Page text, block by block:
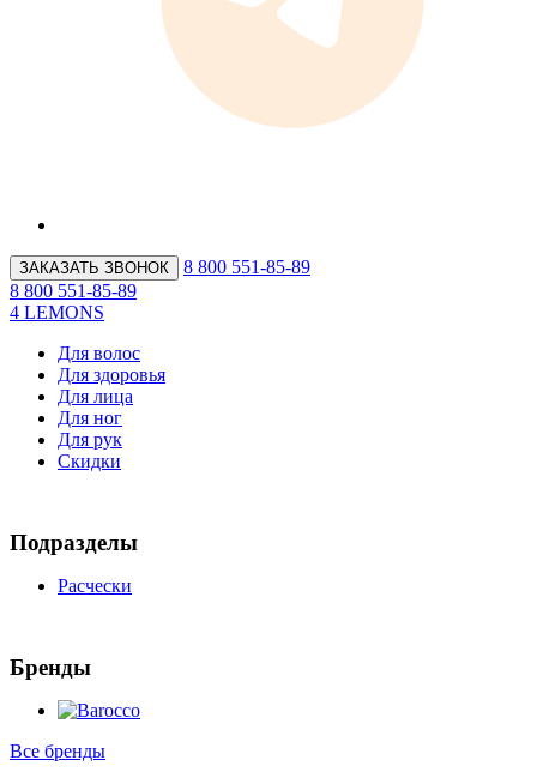
ЗАКАЗАТЬ ЗВОНОК
8 800 551-85-89
8 800 551-85-89
4 LEMONS
Для волос
Для здоровья
Для лица
Для ног
Для рук
Скидки
Подразделы
Расчески
Бренды
Все бренды